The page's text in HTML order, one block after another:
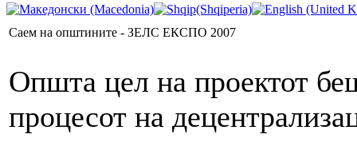
Саем на општините - ЗЕЛС ЕКСПО 2007
Општа цел на проектот
процесот на